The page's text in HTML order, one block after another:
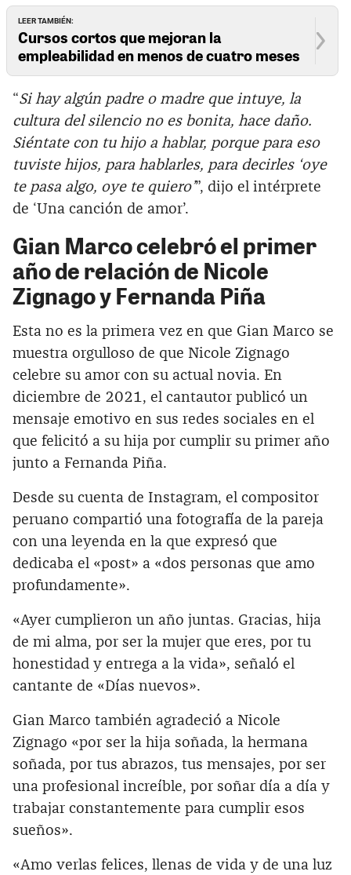
LEER TAMBIÉN:
Cursos cortos que mejoran la
empleabilidad en menos de cuatro meses
“Si hay algún padre o madre que intuye, la
cultura del silencio no es bonita, hace daño.
Siéntate con tu hijo a hablar, porque para eso
tuviste hijos, para hablarles, para decirles ‘oye
te pasa algo, oye te quiero’”, dijo el intérprete
de ‘Una canción de amor’.
Gian Marco celebró el primer
año de relación de Nicole
Zignago y Fernanda Piña
Esta no es la primera vez en que Gian Marco se
muestra orgulloso de que Nicole Zignago
celebre su amor con su actual novia. En
diciembre de 2021, el cantautor publicó un
mensaje emotivo en sus redes sociales en el
que felicitó a su hija por cumplir su primer año
junto a Fernanda Piña.
Desde su cuenta de Instagram, el compositor
peruano compartió una fotografía de la pareja
con una leyenda en la que expresó que
dedicaba el «post» a «dos personas que amo
profundamente».
«Ayer cumplieron un año juntas. Gracias, hija
de mi alma, por ser la mujer que eres, por tu
honestidad y entrega a la vida», señaló el
cantante de «Días nuevos».
Gian Marco también agradeció a Nicole
Zignago «por ser la hija soñada, la hermana
soñada, por tus abrazos, tus mensajes, por ser
una profesional increíble, por soñar día a día y
trabajar constantemente para cumplir esos
sueños».
«Amo verlas felices, llenas de vida y de una luz